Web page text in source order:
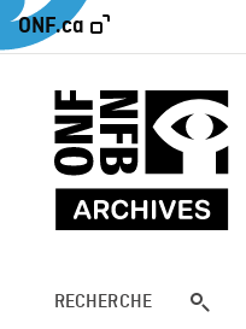
ONF.ca
RECHERCHE